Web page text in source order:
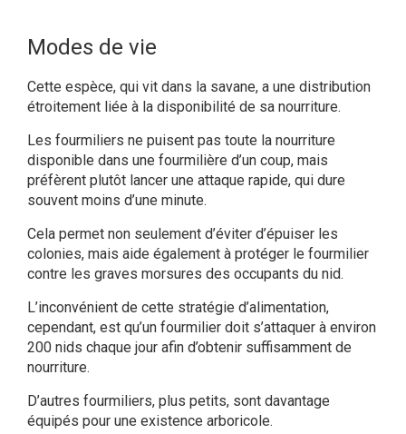
Modes de vie
Cette espèce, qui vit dans la savane, a une distribution
étroitement liée à la disponibilité de sa nourriture.
Les fourmiliers ne puisent pas toute la nourriture
disponible dans une fourmilière d’un coup, mais
préfèrent plutôt lancer une attaque rapide, qui dure
souvent moins d’une minute.
Cela permet non seulement d’éviter d’épuiser les
colonies, mais aide également à protéger le fourmilier
contre les graves morsures des occupants du nid.
L’inconvénient de cette stratégie d’alimentation,
cependant, est qu’un fourmilier doit s’attaquer à environ
200 nids chaque jour afin d’obtenir suffisamment de
nourriture.
D’autres fourmiliers, plus petits, sont davantage
équipés pour une existence arboricole.